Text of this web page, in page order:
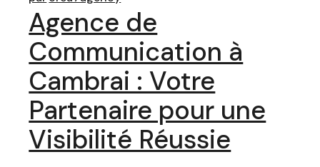
Agence de
Communication à
Cambrai : Votre
Partenaire pour une
Visibilité Réussie